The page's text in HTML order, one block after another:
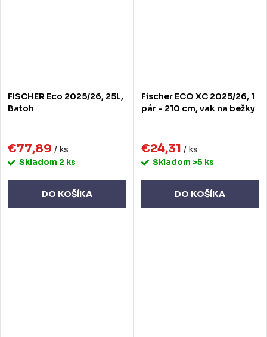
FISCHER Eco 2025/26, 25L,
Batoh
€77,89 / ks
Skladom 2 ks
DO KOŠÍKA
Fischer ECO XC 2025/26, 1
pár - 210 cm, vak na bežky
€24,31 / ks
Skladom >5 ks
DO KOŠÍKA